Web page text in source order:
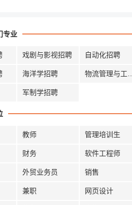
专业
戏剧与影视招聘 自动化招聘
海洋学招聘
军制学招聘
教师 管理培训生
财务 软件工程师
外贸业务员 销售
兼职 网页设计